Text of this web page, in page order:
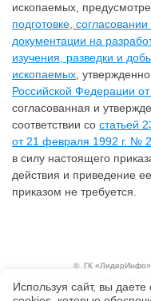
ископаемых,
подготовке,
документации на
изучения, разведки и
ископаемых ,
Российской Федерации
согласованная и
соответствии со статьей
от 21 февраля 1992 г. №
в силу настоящего
действия и приведение
приказом не требуется.
© ГК «ЛидерИнфо»
Используя сайт, вы